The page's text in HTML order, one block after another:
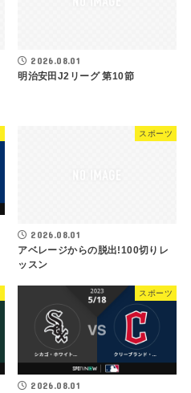
2026.08.01
明治安田J2リーグ 第10節
スポーツ
2026.08.01
アベレージからの脱出!100切りレ
ッスン
スポーツ
2026.08.01